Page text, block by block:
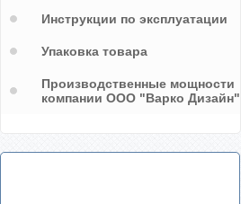
Инструкции по эксплуатации
Упаковка товара
Производственные мощности
компании ООО "Варко Дизайн"